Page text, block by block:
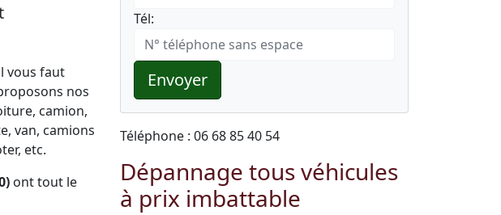
vous faut
nos
camion,
van, camions
etc.
ont tout le
Tél:
Envoyer
Téléphone : 06 68 85 40 54
Dépannage tous véhicules
à prix imbattable